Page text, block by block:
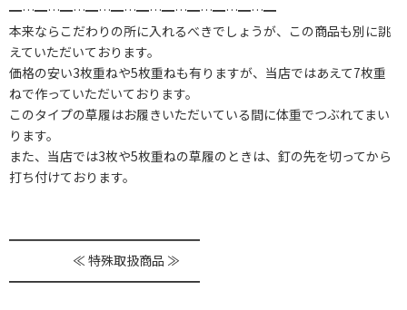
━…━…━…━…━…━…━…━…━…━…━
本来ならこだわりの所に入れるべきでしょうが、この商品も別に誂
えていただいております。
価格の安い3枚重ねや5枚重ねも有りますが、当店ではあえて7枚重
ねで作っていただいております。
このタイプの草履はお履きいただいている間に体重でつぶれてまい
ります。
また、当店では3枚や5枚重ねの草履のときは、釘の先を切ってから
打ち付けております。
━━━━━━━━━━━━━━━
≪ 特殊取扱商品 ≫
━━━━━━━━━━━━━━━